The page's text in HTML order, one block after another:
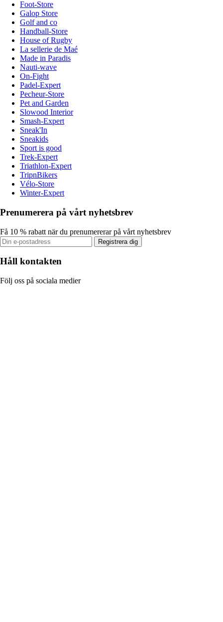
Foot-Store
Galop Store
Golf and co
Handball-Store
House of Rugby
La sellerie de Maé
Made in Paradis
Nauti-wave
On-Fight
Padel-Expert
Pecheur-Store
Pet and Garden
Slowood Interior
Smash-Expert
Sneak'In
Sneakids
Sport is good
Trek-Expert
Triathlon-Expert
TripnBikers
Vélo-Store
Winter-Expert
Prenumerera på vårt nyhetsbrev
Få 10 % rabatt när du prenumererar på vårt nyhetsbrev
Registrera dig
Håll kontakten
Följ oss på sociala medier